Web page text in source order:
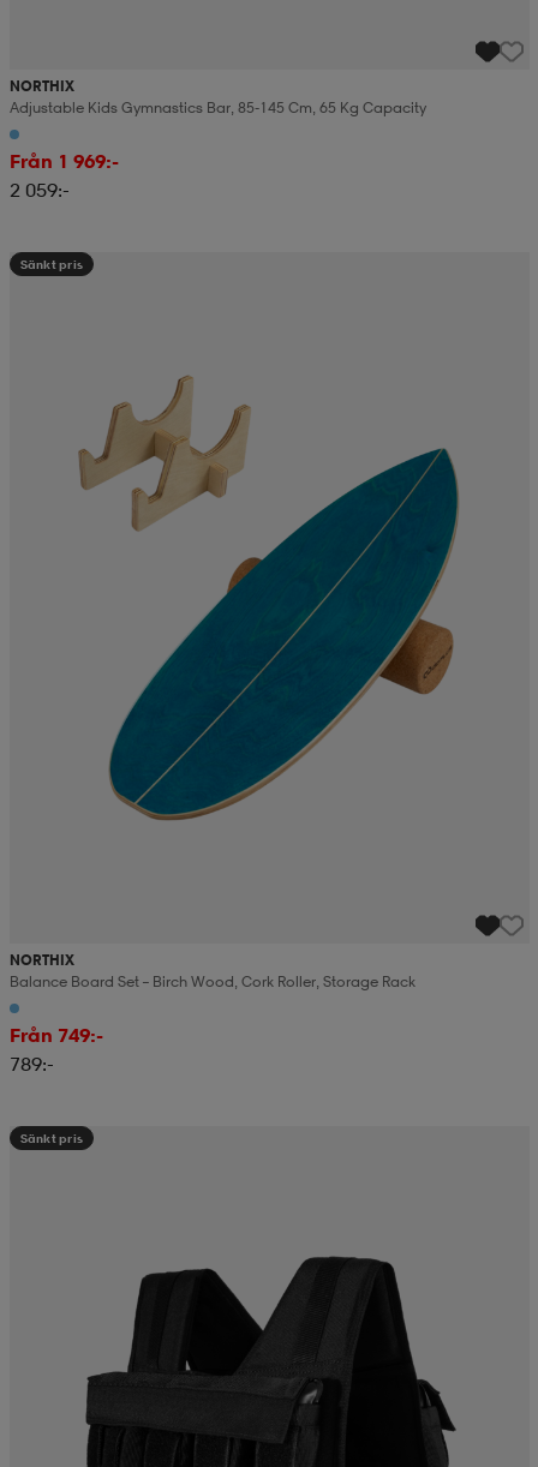
NORTHIX
Adjustable Kids Gymnastics Bar, 85-145 Cm, 65 Kg Capacity
Från 1 969:-
2 059:-
Sänkt pris
NORTHIX
Balance Board Set – Birch Wood, Cork Roller, Storage Rack
Från 749:-
789:-
Sänkt pris